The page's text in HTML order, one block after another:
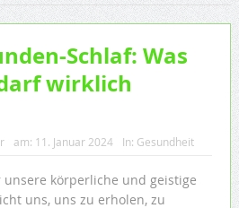
Schlaf: Was
wirklich
am: 11. Januar 2024 In: Gesundheit
körperliche und geistige
uns, uns zu erholen, zu